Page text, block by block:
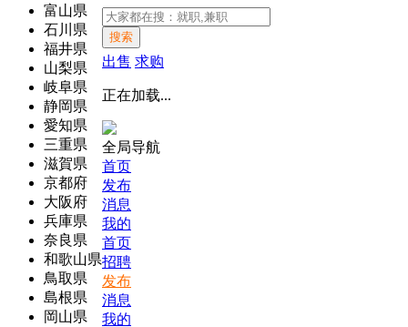
富山県
石川県
福井県
山梨県
岐阜県
静岡県
愛知県
三重県
滋賀県
京都府
大阪府
兵庫県
奈良県
和歌山県
鳥取県
島根県
岡山県
搜索
出售 求购
正在加载...
全局导航
首页
发布
消息
我的
首页
招聘
发布
消息
我的